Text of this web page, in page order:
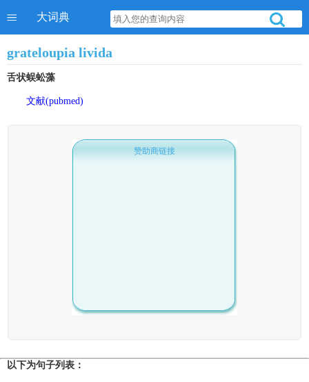
大词典
grateloupia livida
舌状蜈蚣藻
文献(pubmed)
赞助商链接
以下为句子列表：